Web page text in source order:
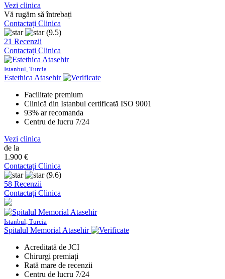
Vezi clinica
Vă rugăm să întrebați
Contactați Clinica
(9.5)
21 Recenzii
Contactați Clinica
Istanbul, Turcia
Estethica Atasehir
Facilitate premium
Clinică din Istanbul certificată ISO 9001
93% ar recomanda
Centru de lucru 7/24
Vezi clinica
de la
1.900 €
Contactați Clinica
(9.6)
58 Recenzii
Contactați Clinica
Istanbul, Turcia
Spitalul Memorial Atasehir
Acreditată de JCI
Chirurgi premiați
Rată mare de recenzii
Centru de lucru 7/24